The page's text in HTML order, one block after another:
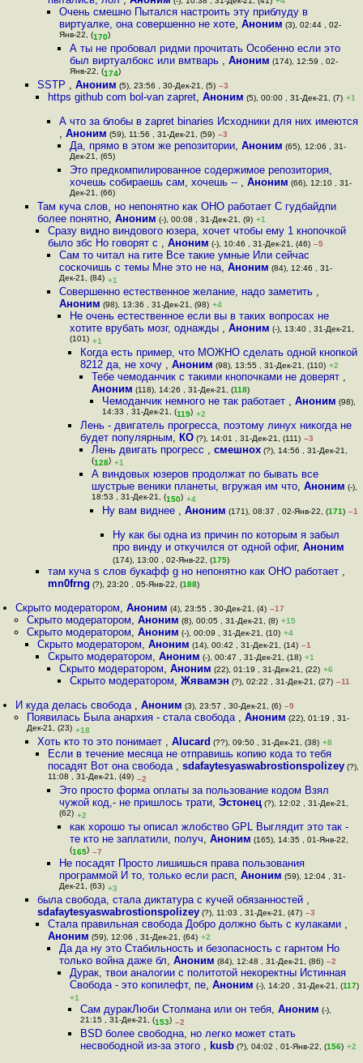
Очень смешно Пытался настроить эту приблуду в
виртуалке, она совершенно не хоте, Аноним (3), 02:44 , 02-
Янв-22, (170)
А ты не пробовал ридми прочитать Особенно если это
был виртуалбокс или вмтварь , Аноним (174), 12:59 , 02-
Янв-22, (174)
SSTP , Аноним (5), 23:56 , 30-Дек-21, (5) –3
https github com bol-van zapret,Аноним (5), 00:00 , 31-Дек-21, (7) +1
А что за блобы в zapret binaries Исходники для них имеются
, Аноним (59), 11:56 , 31-Дек-21, (59) –3
Да, прямо в этом же репозитории, Аноним (65), 12:06 , 31-
Дек-21, (65)
Это предкомпилированное содержимое репозитория,
хочешь собираешь сам, хочешь -- , Аноним (66), 12:10 , 31-
Дек-21, (66)
Там куча слов, но непонятно как ОНО работает С гудбайдпи
более понятно, Аноним (-), 00:08 , 31-Дек-21, (9) +1
Сразу видно виндового юзера, хочет чтобы ему 1 кнопочкой
было збс Но говорят с ,Аноним (-), 10:46 , 31-Дек-21, (46) –5
Сам то читал на гите Все такие умные Или сейчас
соскочишь с темы Мне это не на, Аноним (84), 12:46 , 31-
Дек-21, (84) +1
Совершенно естественное желание, надо заметить ,
Аноним (98), 13:36 , 31-Дек-21, (98) +4
Не очень естественное если вы в таких вопросах не
хотите врубать мозг, однажды , Аноним (-), 13:40 , 31-Дек-21,
(101) +1
Когда есть пример, что МОЖНО сделать одной кнопкой
8212 да, не хочу ,Аноним (98), 13:55 , 31-Дек-21, (110) +2
Тебе чемоданчик с такими кнопочками не доверят ,
Аноним (118), 14:26 , 31-Дек-21, (118)
Чемоданчик немного не так работает , Аноним (98),
14:33 , 31-Дек-21, (119) +2
Лень - двигатель прогресса, поэтому линух никогда не
будет популярным, КО (?), 14:01 , 31-Дек-21, (111) –3
Лень двигать прогресс , смешнох(?), 14:56 , 31-Дек-21,
(128) +1
А виндовых юзеров продолжат по бывать все
шустрые веники планеты, вгружая им что, Аноним (-),
18:53 , 31-Дек-21, (150) +4
Ну вам виднее , Аноним (171), 08:37 , 02-Янв-22, (171) –1
Ну как бы одна из причин по которым я забыл
про винду и откучился от одной офиг,Аноним
(174), 13:00 , 02-Янв-22, (175)
там куча s слов букафф g но непонятно как ОНО работает ,
mn0frng (?), 23:20 , 05-Янв-22, (188)
Скрыто модератором,Аноним (4), 23:55 , 30-Дек-21, (4) –17
Скрыто модератором, Аноним (8), 00:05 , 31-Дек-21, (8) +15
Скрыто модератором, Аноним (-), 00:09 , 31-Дек-21, (10) +4
Скрыто модератором, Аноним (14), 00:42 , 31-Дек-21, (14) –1
Скрыто модератором,Аноним (-), 00:47 , 31-Дек-21, (18) +1
Скрыто модератором, Аноним (22), 01:19 , 31-Дек-21, (22) +6
Скрыто модератором, Жявамэн (?), 02:22 , 31-Дек-21, (27) –11
И куда делась свобода ,Аноним (3), 23:57 , 30-Дек-21, (6) –9
Появилась Была анархия - стала свобода , Аноним (22), 01:19 , 31-
Дек-21, (23) +18
Хоть кто то это понимает , Alucard (??), 09:50 , 31-Дек-21, (38) +8
Если в течение месяца не отправишь копию кода то тебя
посадят Вот она свобода ,sdafaytesyaswabrostionspolizey (?),
11:08 , 31-Дек-21, (49) –2
Это просто форма оплаты за пользование кодом Взял
чужой код,- не пришлось трати, Эстонец(?), 12:02 , 31-Дек-21,
(62) +2
как хорошо ты описал жлобство GPL Выглядит это так -
те кто не заплатили, получ, Аноним (165), 14:35 , 01-Янв-22,
(165) –7
Не посадят Просто лишишься права пользования
программой И то, только если расп, Аноним (59), 12:04 , 31-
Дек-21, (63) +3
была свобода, стала диктатура с кучей обязанностей ,
sdafaytesyaswabrostionspolizey(?), 11:03 , 31-Дек-21, (47) –3
Стала правильная свобода Добро должно быть с кулаками ,
Аноним (59), 12:06 , 31-Дек-21, (64) +2
Да да ну это Стабильность и безопасность с гарнтом Но
только война даже бл, Аноним (84), 12:48 , 31-Дек-21, (86) –2
Дурак, твои аналогии с политотой некоректны Истинная
Свобода - это копилефт, пе, Аноним (-), 14:20 , 31-Дек-21, (117)
+1
Сам дуракЛюби Столмана или он тебя,Аноним (-),
21:15 , 31-Дек-21, (153) –2
BSD более свободна, но легко может стать
несвободной из-за этого , kusb (?), 04:02 , 01-Янв-22, (156) +2